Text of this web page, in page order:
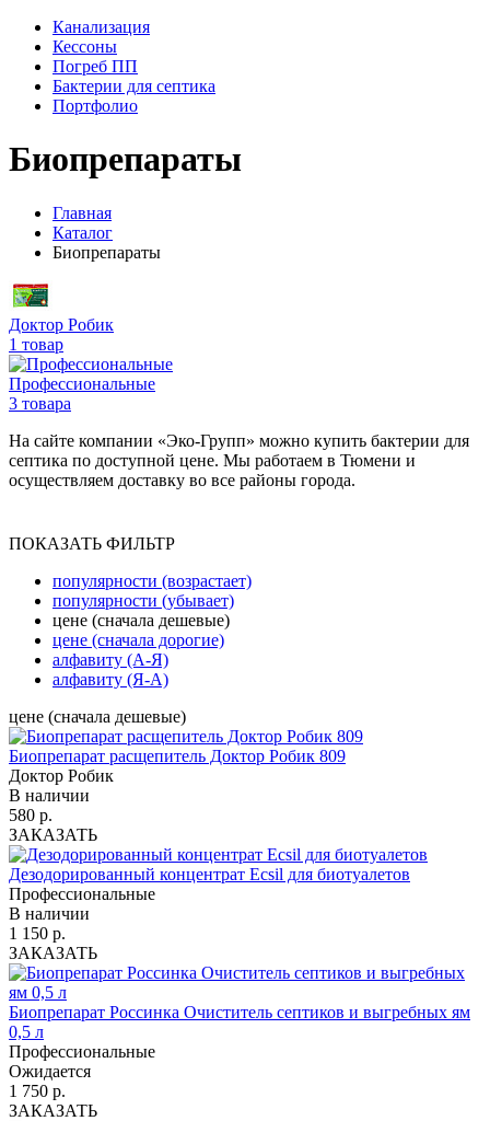
Канализация
Кессоны
Погреб ПП
Бактерии для септика
Портфолио
Биопрепараты
Главная
Каталог
Биопрепараты
Доктор Робик
1 товар
Профессиональные
3 товара
На сайте компании «Эко-Групп» можно купить бактерии для
септика по доступной цене. Мы работаем в Тюмени и
осуществляем доставку во все районы города.
ПОКАЗАТЬ ФИЛЬТР
популярности (возрастает)
популярности (убывает)
цене (сначала дешевые)
цене (сначала дорогие)
алфавиту (А-Я)
алфавиту (Я-А)
цене (сначала дешевые)
Биопрепарат расщепитель Доктор Робик 809
Доктор Робик
В наличии
580 р.
ЗАКАЗАТЬ
Дезодорированный концентрат Ecsil для биотуалетов
Профессиональные
В наличии
1 150 р.
ЗАКАЗАТЬ
Биопрепарат Россинка Очиститель септиков и выгребных ям
0,5 л
Профессиональные
Ожидается
1 750 р.
ЗАКАЗАТЬ